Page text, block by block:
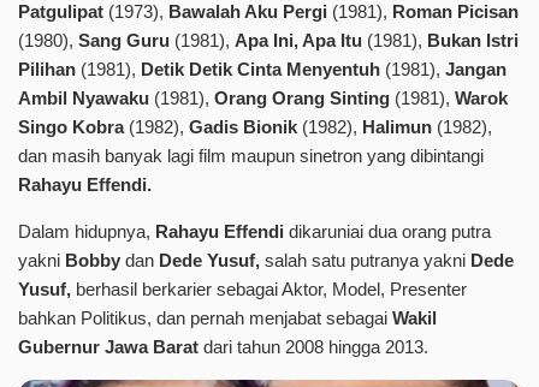
Patgulipat (1973), Bawalah Aku Pergi (1981), Roman Picisan
(1980), Sang Guru (1981), Apa Ini, Apa Itu (1981), Bukan Istri
Pilihan (1981), Detik Detik Cinta Menyentuh (1981), Jangan
Ambil Nyawaku (1981), Orang Orang Sinting (1981), Warok
Singo Kobra(1982), Gadis Bionik (1982), Halimun (1982),
dan masih banyak lagi film maupun sinetron yang dibintangi
Rahayu Effendi.
Dalam hidupnya, Rahayu Effendi dikaruniai dua orang putra
yakni Bobby dan Dede Yusuf, salah satu putranya yakni Dede
Yusuf, berhasil berkarier sebagai Aktor, Model, Presenter
bahkan Politikus, dan pernah menjabat sebagai Wakil
Gubernur Jawa Barat dari tahun 2008 hingga 2013.